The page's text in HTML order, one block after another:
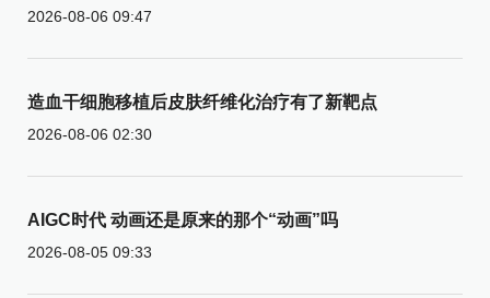
2026-08-06 09:47
造血干细胞移植后皮肤纤维化治疗有了新靶点
2026-08-06 02:30
AIGC时代 动画还是原来的那个“动画”吗
2026-08-05 09:33